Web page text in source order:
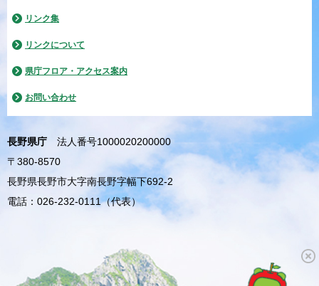
リンク集
リンクについて
県庁フロア・アクセス案内
お問い合わせ
長野県庁
法人番号1000020200000
〒380-8570
長野県長野市大字南長野字幅下692-2
電話：026-232-0111（代表）